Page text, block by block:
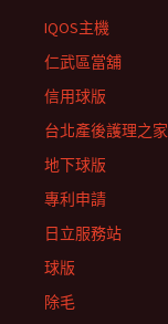
IQOS主機
仁武區當舖
信用球版
台北產後護理之家
地下球版
專利申請
日立服務站
球版
除毛